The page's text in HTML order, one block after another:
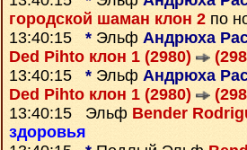
городской шаман клон 2 по
13:40:15 * Эльф Андрюха
Ded Pihto клон 1 (2980)
13:40:15 * Эльф Андрюха
Ded Pihto клон 1 (2980)
13:40:15 Эльф Bender
здоровья